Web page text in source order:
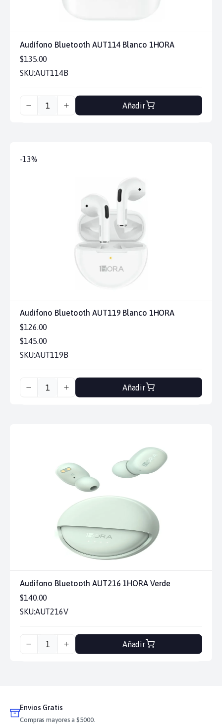
Audífono Bluetooth AUT114 Blanco 1HORA
$135.00
SKU:AUT114B
Añadir
-13%
Audifono Bluetooth AUT119 Blanco 1HORA
$126.00
$145.00
SKU:AUT119B
Añadir
Audifono Bluetooth AUT216 1HORA Verde
$140.00
SKU:AUT216V
Añadir
Envios Gratis
Compras mayores a $5000.